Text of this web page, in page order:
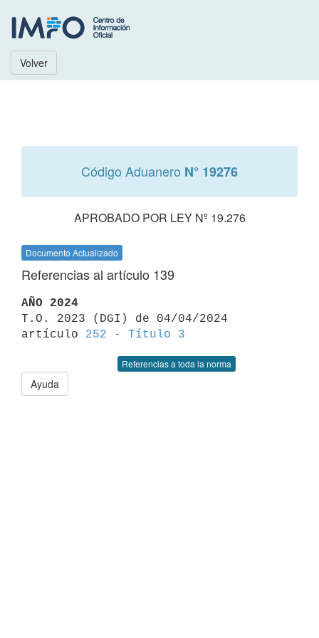
Volver
Código Aduanero N° 19276
APROBADO POR LEY Nº 19.276
Documento Actualizado
Referencias al artículo 139
AÑO 2024
T.O. 2023 (DGI) de 04/04/2024
artículo 252 - Título 3
Referencias a toda la norma
Ayuda